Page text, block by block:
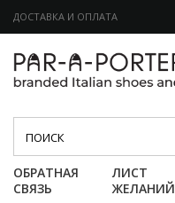
ДОСТАВКА И ОПЛАТА
Категории
ОБРАТНАЯ
СВЯЗЬ
ЛИСТ
ЖЕЛАНИЙ